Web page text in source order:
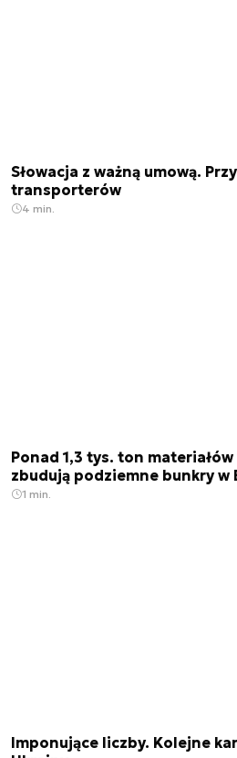
Słowacja z ważną umową.
transporterów
4 min.
Ponad 1,3 tys. ton
zbudują podziemne bunkry w
1 min.
Imponujące liczby. Kolejne